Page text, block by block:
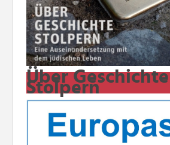
Über Geschichte
Stolpern